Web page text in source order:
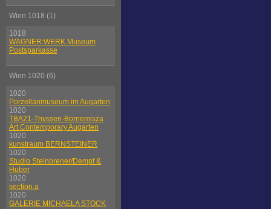
Wien 1018 (1)
1018
WAGNER:WERK Museum
Postsparkasse
Wien 1020 (6)
1020
Porzellanmuseum im Augarten
1020
TBA21-Thyssen-Bornemisza
Art Contemporary Augarten
1020
kunstraum BERNSTEINER
1020
Studio Steinbrener/Dempf &
Huber
1020
section.a
1020
GALERIE MICHAELA STOCK